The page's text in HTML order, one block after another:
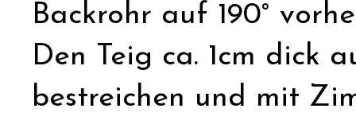
Backrohr auf 190°
Den Teig ca. 1cm dick
bestreichen und mit